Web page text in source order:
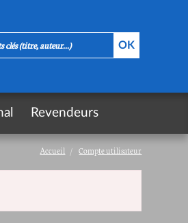
Accueil Compte utilisateur
Revendeurs